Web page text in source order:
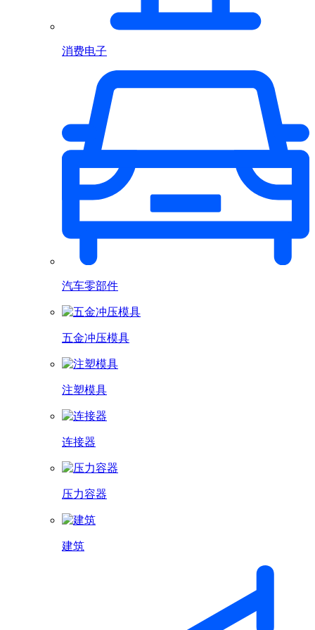
消费电子
汽车零部件
五金冲压模具
注塑模具
连接器
压力容器
建筑